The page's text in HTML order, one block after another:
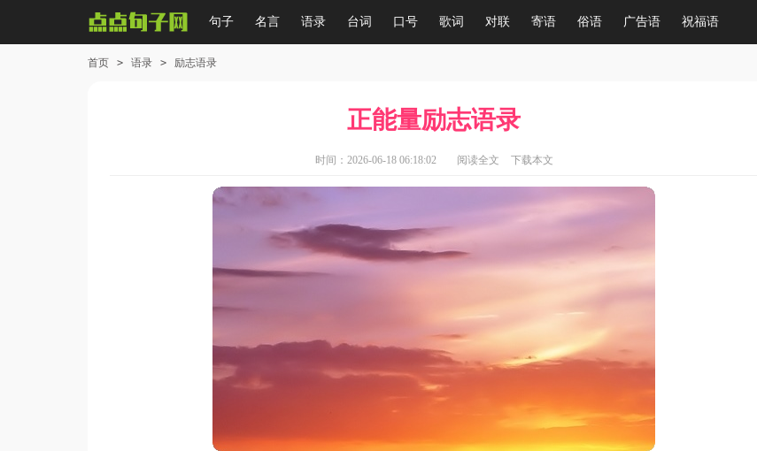
句子 名言 语录 台词 口号 歌词 对联 寄语 俗语 广告语 祝福语
首页 > 语录 > 励志语录
正能量励志语录
时间：2026-06-18 06:18:02 阅读全文 下载本文